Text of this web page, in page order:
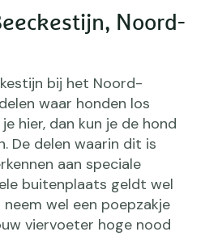
Noord-
bij het Noord-
waar honden los
hier, dan kun je de hond
De delen waarin dit is
aan speciale
buitenplaats geldt wel
wel een poepzakje
viervoeter hoge nood